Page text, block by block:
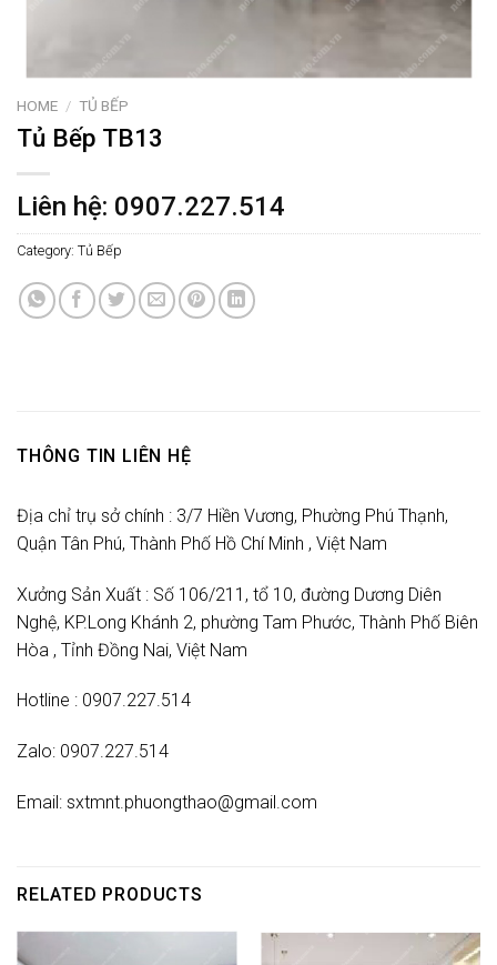
HOME / TỦ BẾP
Tủ Bếp TB13
Liên hệ: 0907.227.514
Category: Tủ Bếp
THÔNG TIN LIÊN HỆ
Địa chỉ trụ sở chính : 3/7 Hiền Vương, Phường Phú Thạnh,
Quận Tân Phú, Thành Phố Hồ Chí Minh , Việt Nam
Xưởng Sản Xuất : Số 106/211, tổ 10, đường Dương Diên
Nghệ, KP.Long Khánh 2, phường Tam Phước, Thành Phố Biên
Hòa , Tỉnh Đồng Nai, Việt Nam
Hotline : 0907.227.514
Zalo: 0907.227.514
Email: sxtmnt.phuongthao@gmail.com
RELATED PRODUCTS